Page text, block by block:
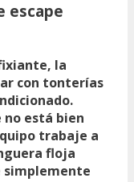
escape
la
con tonterías
no está bien
trabaje a
floja
simplemente